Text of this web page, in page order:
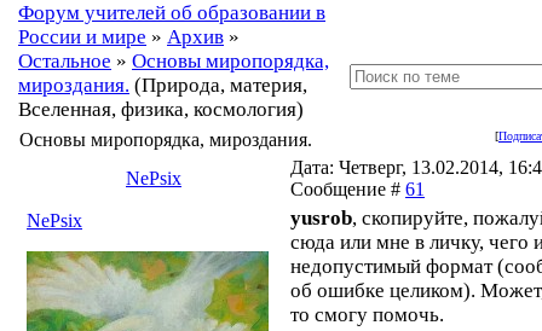
Форум учителей об образовании в
России и мире » Архив »
Остальное » Основы миропорядка,
мироздания. (Природа, материя,
Вселенная, физика, космология)
[
Основы миропорядка, мироздания.
NePsix
Дата: Четверг, 13.02.2014,
Сообщение # 61
NePsix
yusrob, скопируйте,
сюда или мне в личку, чего
недопустимый формат
об ошибке целиком).
то смогу помочь.